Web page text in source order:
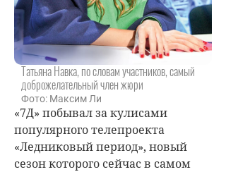
Татьяна Навка, по словам участников, самый
доброжелательный член жюри
Фото: Максим Ли
«7Д» побывал за кулисами
популярного телепроекта
«Ледниковый период», новый
сезон которого сейчас в самом